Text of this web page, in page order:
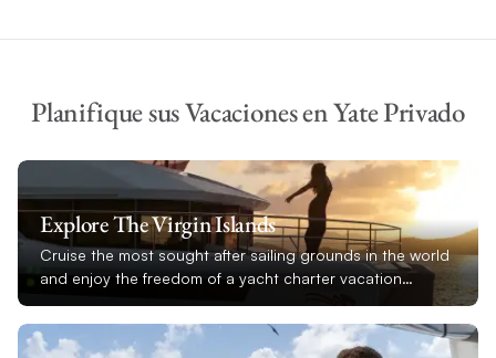
Planifique sus Vacaciones en Yate Privado
Explore The Virgin Islands
Cruise the most sought after sailing grounds in the world
and enjoy the freedom of a yacht charter vacation…